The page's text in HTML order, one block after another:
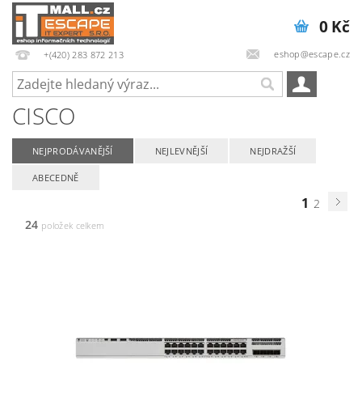
+(420) 283 872 213 eshop@escape.cz
0 Kč
CISCO
NEJPRODÁVANĚJŠÍ NEJLEVNĚJŠÍ NEJDRAŽŠÍ
ABECEDNĚ
1 2
24 položek celkem